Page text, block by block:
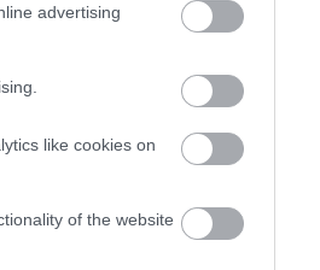
advertising
like cookies on
of the website
στην